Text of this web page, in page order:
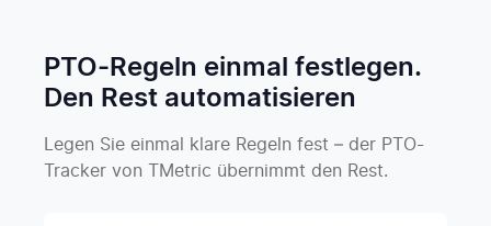
PTO-Regeln einmal festlegen.
Den Rest automatisieren
Legen Sie einmal klare Regeln fest – der PTO-
Tracker von TMetric übernimmt den Rest.